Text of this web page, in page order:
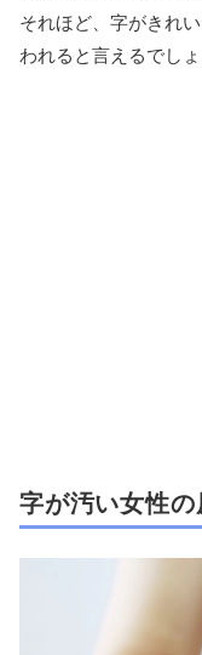
それほど、字がきれ
われると言えるでしょ
字が汚い女性の